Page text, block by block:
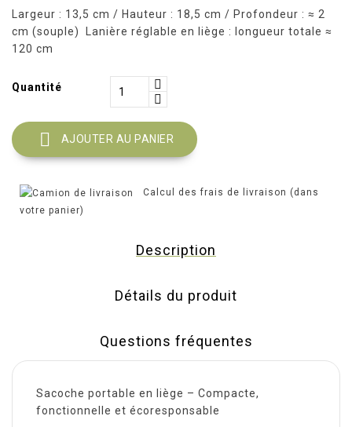
Largeur : 13,5 cm / Hauteur : 18,5 cm / Profondeur : ≈ 2
cm (souple) Lanière réglable en liège : longueur totale ≈
120 cm
Quantité
 AJOUTER AU PANIER
Calcul des frais de livraison (dans
votre panier)
Description
Détails du produit
Questions fréquentes
Sacoche portable en liège – Compacte,
fonctionnelle et écoresponsable